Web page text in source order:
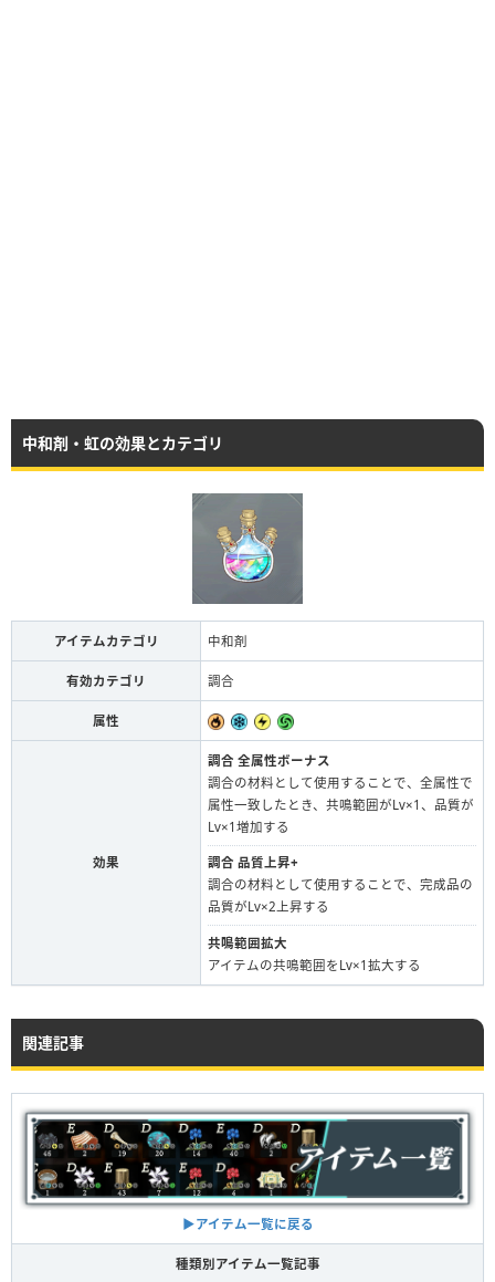
中和剤・虹の効果とカテゴリ
アイテムカテゴリ 中和剤
有効カテゴリ 調合
属性
効果
調合 全属性ボーナス
調合の材料として使用することで、全属性で
属性一致したとき、共鳴範囲がLv×1、品質が
Lv×1増加する
調合 品質上昇+
調合の材料として使用することで、完成品の
品質がLv×2上昇する
共鳴範囲拡大
アイテムの共鳴範囲をLv×1拡大する
関連記事
▶︎アイテム一覧に戻る
種類別アイテム一覧記事